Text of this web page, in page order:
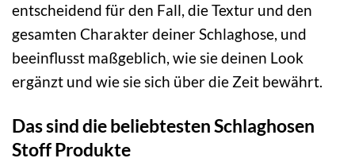
entscheidend für den Fall, die Textur und den
gesamten Charakter deiner Schlaghose, und
beeinflusst maßgeblich, wie sie deinen Look
ergänzt und wie sie sich über die Zeit bewährt.
Das sind die beliebtesten Schlaghosen
Stoff Produkte